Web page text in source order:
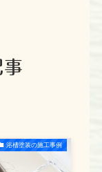
事
浴槽塗装の施工事例